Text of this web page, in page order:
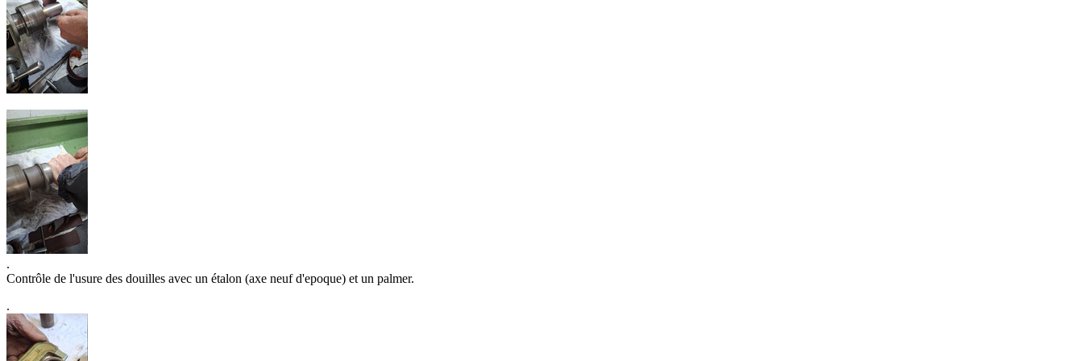
.
Contrôle de l'usure des douilles avec un étalon (axe neuf d'epoque) et un palmer.
.